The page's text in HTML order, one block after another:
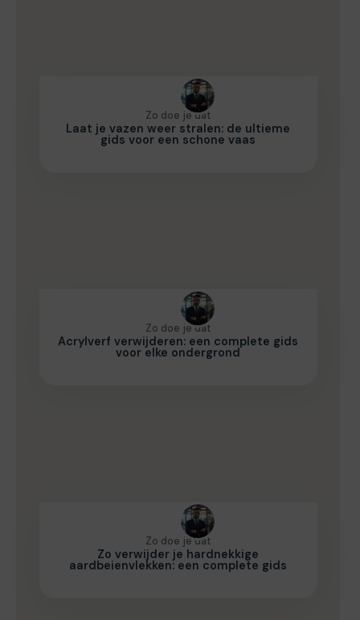
Zo doe je dat
Laat je vazen weer stralen: de ultieme
gids voor een schone vaas
Zo doe je dat
Acrylverf verwijderen: een complete gids
voor elke ondergrond
Zo doe je dat
Zo verwijder je hardnekkige
aardbeienvlekken: een complete gids